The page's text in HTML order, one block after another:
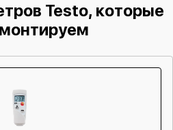
Testo, которые